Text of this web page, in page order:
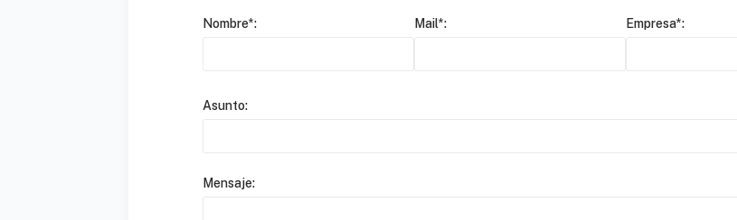
Nombre*: Mail*: Empresa*:
Asunto:
Mensaje: